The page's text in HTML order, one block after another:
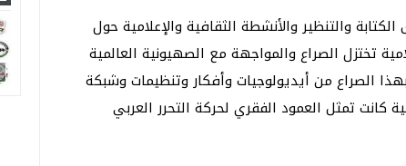
والتنظير والأنشطة الثقافية والإعلامية حول
تختزل الصراع والمواجهة مع الصهيونية العالمية
الصراع من أيديولوجيات وأفكار وتنظيمات وشبكة
كانت تمثل العمود الفقري لحركة التحرر العربي